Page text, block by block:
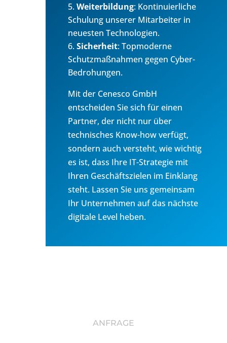
Weiterbildung: Kontinuierliche
Schulung unserer Mitarbeiter in
neuesten Technologien.
Sicherheit: Topmoderne
Schutzmaßnahmen gegen Cyber-
Bedrohungen.
Mit der Cenesco GmbH
entscheiden Sie sich für einen
Partner, der nicht nur über
technisches Know-how verfügt,
sondern auch versteht, wie wichtig
es ist, dass Ihre IT-Strategie mit
Ihren Geschäftszielen im Einklang
steht. Lassen Sie uns gemeinsam
Ihr Unternehmen auf das nächste
digitale Level heben.
ANFRAGE